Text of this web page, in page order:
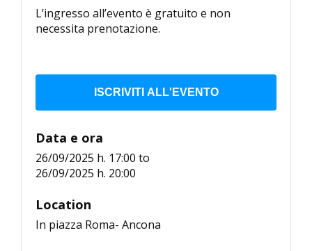
L’ingresso all’evento è gratuito e non
necessita prenotazione.
ISCRIVITI ALL'EVENTO
Data e ora
26/09/2025 h. 17:00 to
26/09/2025 h. 20:00
Location
In piazza Roma- Ancona